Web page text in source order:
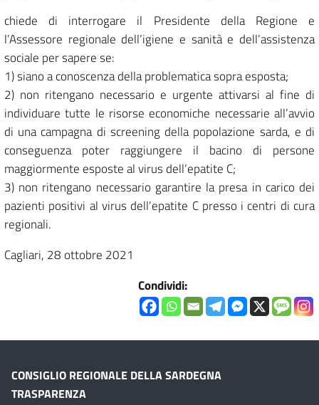
chiede di interrogare il Presidente della Regione e
l’Assessore regionale dell’igiene e sanità e dell’assistenza
sociale per sapere se:
1) siano a conoscenza della problematica sopra esposta;
2) non ritengano necessario e urgente attivarsi al fine di
individuare tutte le risorse economiche necessarie all’avvio
di una campagna di screening della popolazione sarda, e di
conseguenza poter raggiungere il bacino di persone
maggiormente esposte al virus dell’epatite C;
3) non ritengano necessario garantire la presa in carico dei
pazienti positivi al virus dell’epatite C presso i centri di cura
regionali.
Cagliari, 28 ottobre 2021
Condividi:
CONSIGLIO REGIONALE DELLA SARDEGNA
TRASPARENZA